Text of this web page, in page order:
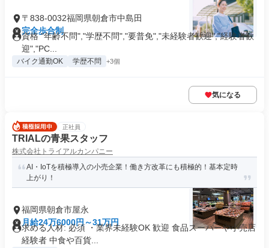
〒838-0032福岡県朝倉市中島田
完全歩合制
資格 "年齢不問","学歴不問","要普免","未経験者歓迎","経験者歓
迎","PC...
バイク通勤OK 学歴不問 +3個
気になる
正社員
TRIALの青果スタッフ
株式会社トライアルカンパニー
AI・IoTを積極導入の小売企業！働き方改革にも積極的！基本定時
上がり！
福岡県朝倉市屋永
月給24万6000円～31万円
求める人材: 必須 ・業界未経験OK 歓迎 食品スーパーや小売店
経験者 中食や百貨...